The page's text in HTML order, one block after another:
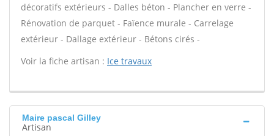
décoratifs extérieurs - Dalles béton - Plancher en verre -
Rénovation de parquet - Faïence murale - Carrelage
extérieur - Dallage extérieur - Bétons cirés -
Voir la fiche artisan : Ice travaux
Maire pascal Gilley
Artisan